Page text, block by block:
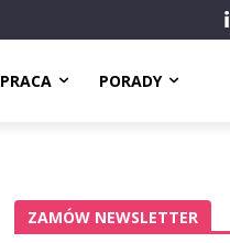
PRACA PORADY
ZAMÓW NEWSLETTER